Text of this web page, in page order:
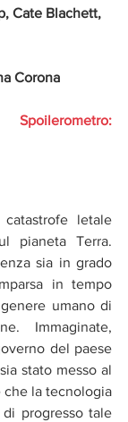
Cate Blachett,
Corona
Spoilerometro:
letale
pianeta Terra.
sia in grado
in tempo
umano di
Immaginate,
del paese
stato messo al
la tecnologia
progresso tale